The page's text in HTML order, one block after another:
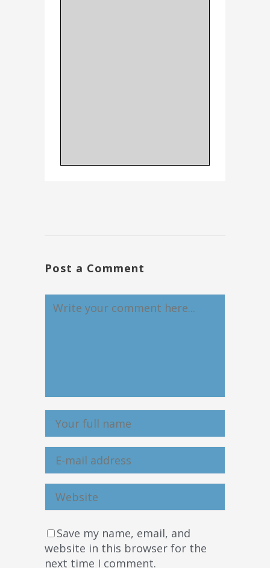
Post a Comment
Save my name, email, and
website in this browser for the
next time I comment.